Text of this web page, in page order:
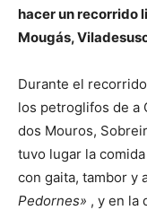
hacer un recorrido
Mougás,
Durante el
los petroglifos de a
dos Mouros,
tuvo lugar la
con gaita, tambor y
Pedornes» , y en la